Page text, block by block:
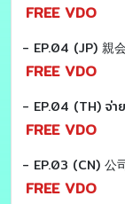
FREE VDO
FREE VDO
FREE VDO
FREE VDO